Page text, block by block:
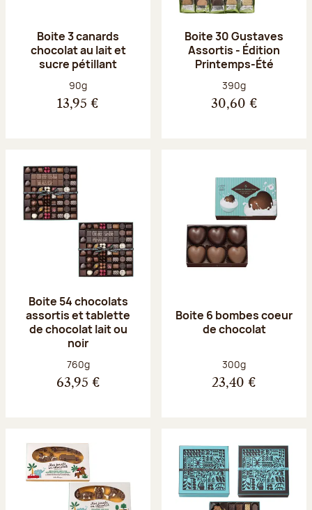
Boite 3 canards
chocolat au lait et
sucre pétillant
Poids net :
90g
13,95 €
Boite 30 Gustaves
Assortis - Édition
Printemps-Été
Poids net :
390g
30,60 €
Boite 54 chocolats
assortis et tablette
de chocolat lait ou
noir
Poids net :
760g
63,95 €
Boite 6 bombes coeur
de chocolat
Poids net :
300g
23,40 €